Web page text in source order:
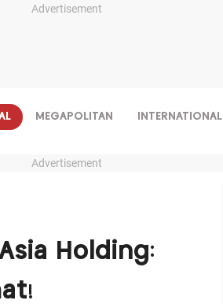
Advertisement
MEGAPOLITAN INTERNATIONAL
Advertisement
Holding: